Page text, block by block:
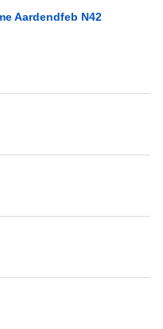
Aardendfeb N42